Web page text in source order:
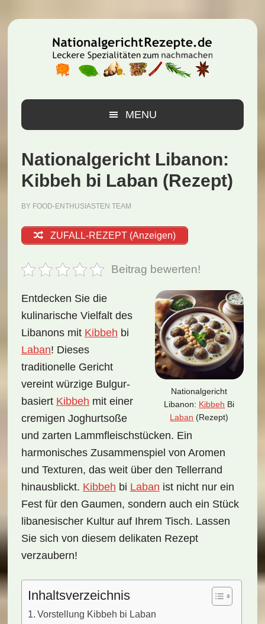
Hauptnavigation
Inhalt
Seitenspalte
MENU
Nationalgericht Libanon:
Kibbeh bi Laban (Rezept)
BY FOOD-ENTHUSIASTEN TEAM
ZUFALL-REZEPT (Anzeigen)
Beitrag bewerten!
Nationalgericht
Libanon: Kibbeh Bi
Laban (Rezept)
Entdecken Sie die
kulinarische Vielfalt des
Libanons mit Kibbeh bi
Laban! Dieses
traditionelle Gericht
vereint würzige Bulgur-
basiert Kibbeh mit einer
cremigen Joghurtsoße
und zarten Lammfleischstücken. Ein
harmonisches Zusammenspiel von Aromen
und Texturen, das weit über den Tellerrand
hinausblickt. Kibbeh bi Laban ist nicht nur ein
Fest für den Gaumen, sondern auch ein Stück
libanesischer Kultur auf Ihrem Tisch. Lassen
Sie sich von diesem delikaten Rezept
verzaubern!
Inhaltsverzeichnis
Vorstellung Kibbeh bi Laban